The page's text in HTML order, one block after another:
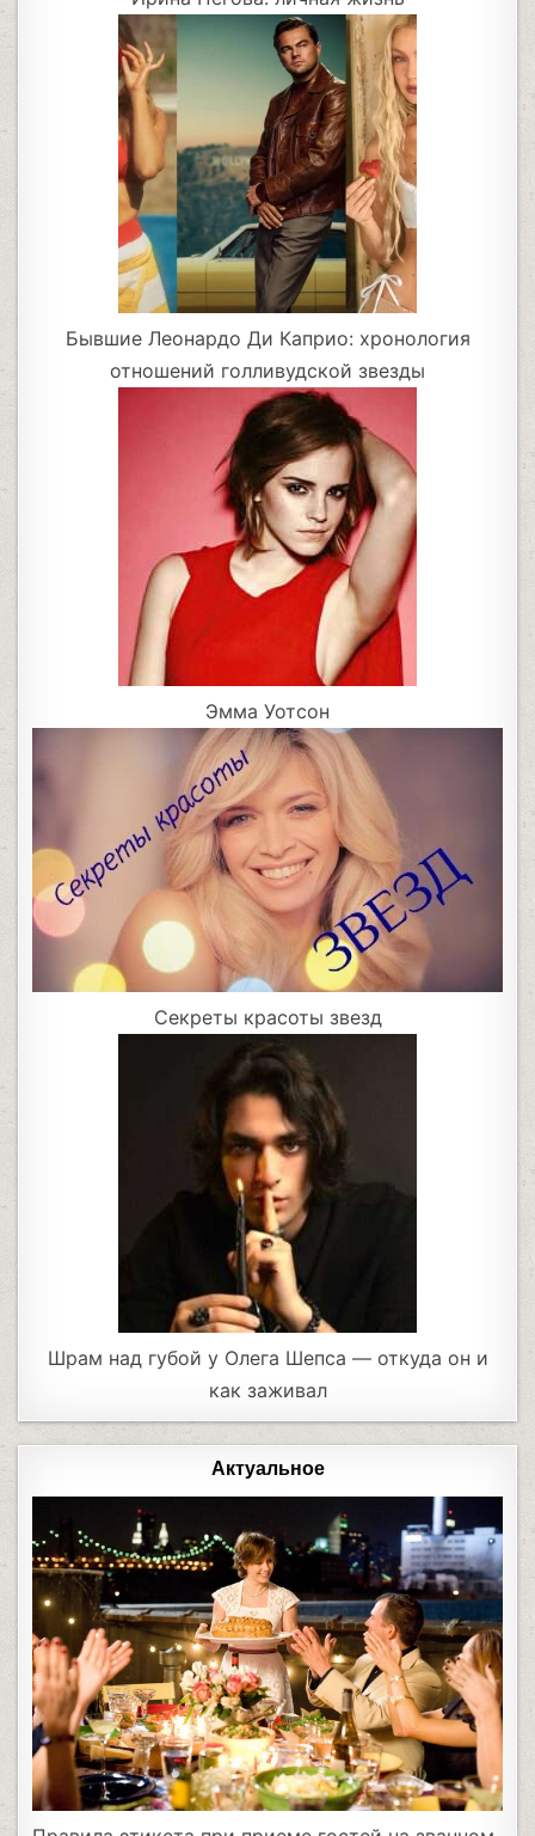
Бывшие Леонардо Ди Каприо: хронология
отношений голливудской звезды
Эмма Уотсон
Секреты красоты звезд
Шрам над губой у Олега Шепса — откуда он и
как заживал
Актуальное